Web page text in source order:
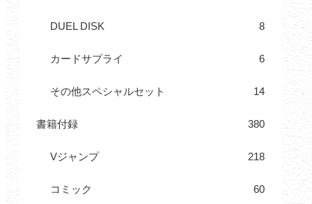
DUEL DISK 8
カードサプライ 6
その他スペシャルセット 14
書籍付録 380
Vジャンプ 218
コミック 60